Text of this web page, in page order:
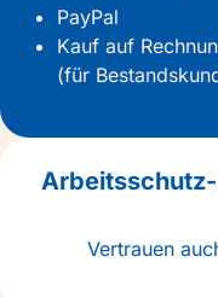
PayPal
Kauf auf
(für
Vertrauen